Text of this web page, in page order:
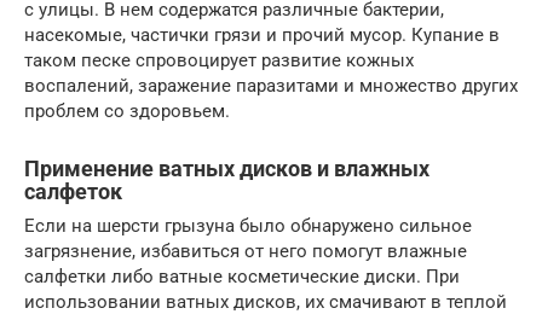
с улицы. В нем содержатся различные бактерии,
насекомые, частички грязи и прочий мусор. Купание в
таком песке спровоцирует развитие кожных
воспалений, заражение паразитами и множество других
проблем со здоровьем.
Применение ватных дисков и влажных
салфеток
Если на шерсти грызуна было обнаружено сильное
загрязнение, избавиться от него помогут влажные
салфетки либо ватные косметические диски. При
использовании ватных дисков, их смачивают в теплой